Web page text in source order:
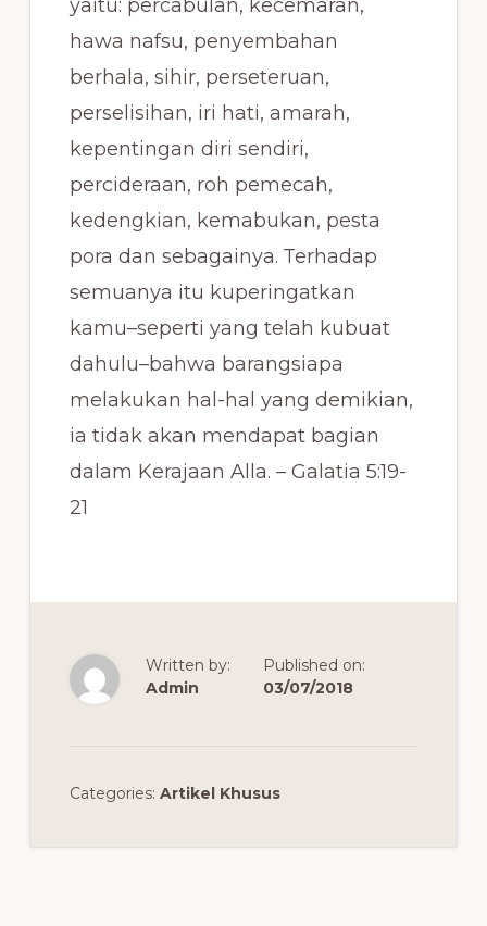
yaitu: percabulan, kecemaran,
hawa nafsu, penyembahan
berhala, sihir, perseteruan,
perselisihan, iri hati, amarah,
kepentingan diri sendiri,
percideraan, roh pemecah,
kedengkian, kemabukan, pesta
pora dan sebagainya. Terhadap
semuanya itu kuperingatkan
kamu–seperti yang telah kubuat
dahulu–bahwa barangsiapa
melakukan hal-hal yang demikian,
ia tidak akan mendapat bagian
dalam Kerajaan Alla. – Galatia 5:19-
21
Written by:
Admin
Published on:
03/07/2018
Categories: Artikel Khusus